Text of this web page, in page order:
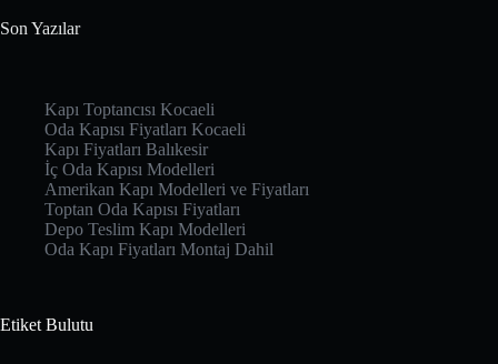
Son Yazılar
Kapı Toptancısı Kocaeli
Oda Kapısı Fiyatları Kocaeli
Kapı Fiyatları Balıkesir
İç Oda Kapısı Modelleri
Amerikan Kapı Modelleri ve Fiyatları
Toptan Oda Kapısı Fiyatları
Depo Teslim Kapı Modelleri
Oda Kapı Fiyatları Montaj Dahil
Etiket Bulutu